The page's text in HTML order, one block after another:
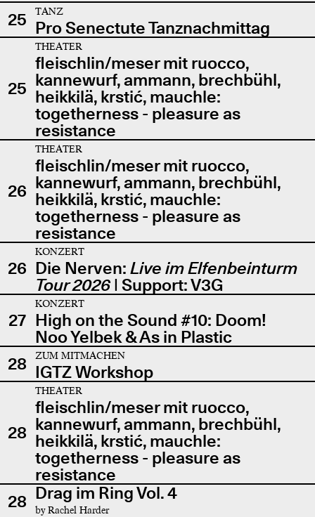
25
TANZ
Pro Senectute Tanznachmittag
25
THEATER
fleischlin/meser mit ruocco,
kannewurf, ammann, brechbühl,
heikkilä, krstić, mauchle:
togetherness - pleasure as
resistance
26
THEATER
fleischlin/meser mit ruocco,
kannewurf, ammann, brechbühl,
heikkilä, krstić, mauchle:
togetherness - pleasure as
resistance
26
KONZERT
Die Nerven: Live im Elfenbeinturm
Tour 2026| Support: V3G
27
KONZERT
High on the Sound #10: Doom!
Noo Yelbek & As in Plastic
28
ZUM MITMACHEN
IGTZ Workshop
28
THEATER
fleischlin/meser mit ruocco,
kannewurf, ammann, brechbühl,
heikkilä, krstić, mauchle:
togetherness - pleasure as
resistance
28 Drag im Ring Vol. 4
by Rachel Harder